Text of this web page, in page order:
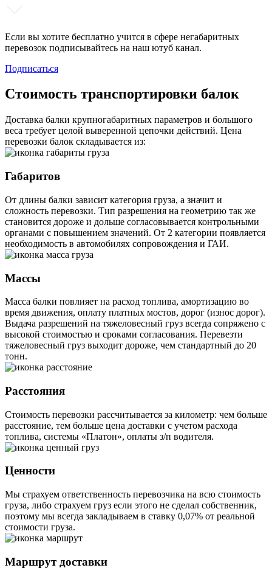
Если вы хотите бесплатно учится в сфере негабаритных
перевозок подписывайтесь на наш ютуб канал.
Подписаться
Стоимость транспортировки балок
Доставка балки крупногабаритных параметров и большого
веса требует целой выверенной цепочки действий. Цена
перевозки балок складывается из:
Габаритов
От длины балки зависит категория груза, а значит и
сложность перевозки. Тип разрешения на геометрию так же
становится дороже и дольше согласовывается контрольными
органами с повышением значений. От 2 категории появляется
необходимость в автомобилях сопровождения и ГАИ.
Массы
Масса балки повлияет на расход топлива, амортизацию во
время движения, оплату платных мостов, дорог (износ дорог).
Выдача разрешений на тяжеловесный груз всегда сопряжено с
высокой стоимостью и сроками согласования. Перевезти
тяжеловесный груз выходит дороже, чем стандартный до 20
тонн.
Расстояния
Стоимость перевозки рассчитывается за километр: чем больше
расстояние, тем больше цена доставки с учетом расхода
топлива, системы «Платон», оплаты з/п водителя.
Ценности
Мы страхуем ответственность перевозчика на всю стоимость
груза, либо страхуем груз если этого не сделал собственник,
поэтому мы всегда закладываем в ставку 0,07% от реальной
стоимости груза.
Маршрут доставки